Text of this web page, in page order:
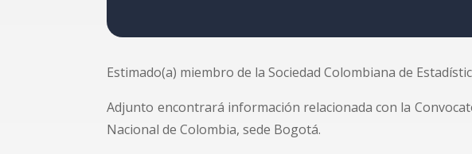
Estimado(a) miembro de la Sociedad Colombiana de
Adjunto encontrará información relacionada con la
Nacional de Colombia, sede Bogotá.